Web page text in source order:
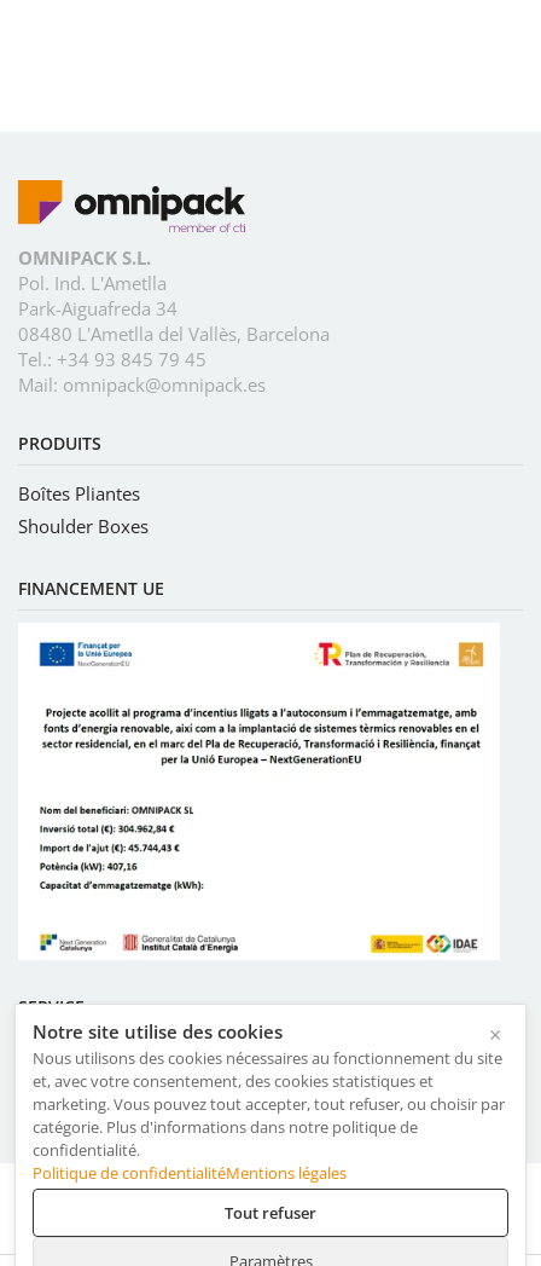
OMNIPACK S.L.
Pol. Ind. L'Ametlla
Park-Aiguafreda 34
08480 L'Ametlla del Vallès, Barcelona
Tel.: +34 93 845 79 45
Mail: omnipack@omnipack.es
PRODUITS
Boîtes Pliantes
Shoulder Boxes
FINANCEMENT UE
SERVICE
Certificats
Termes et conditions d’utilisation
Politique du système de gestion
Politique de Confidentialité
Notre site utilise des cookies ×
Nous utilisons des cookies nécessaires au fonctionnement du site
et, avec votre consentement, des cookies statistiques et
marketing. Vous pouvez tout accepter, tout refuser, ou choisir par
catégorie. Plus d'informations dans notre politique de
confidentialité.
Politique de confidentialitéMentions légales
Tout refuser
Paramètres